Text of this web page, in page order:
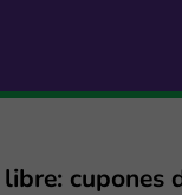
cupones